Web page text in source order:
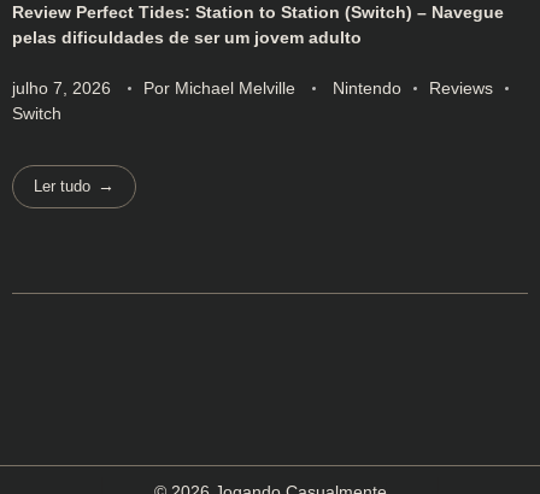
Review Perfect Tides: Station to Station (Switch) – Navegue
pelas dificuldades de ser um jovem adulto
julho 7, 2026 Por Michael Melville Nintendo
Reviews
Switch
Ler tudo